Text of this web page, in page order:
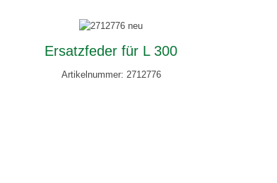
Ersatzfeder für L 300
Artikelnummer: 2712776